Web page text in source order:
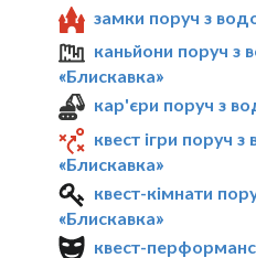
замки поруч з
каньйони поруч з
«Блискавка»
кар'єри поруч з
квест ігри поруч
«Блискавка»
квест-кімнати
«Блискавка»
квест-